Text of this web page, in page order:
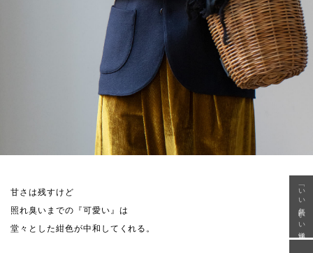
甘さは残すけど
照れ臭いまでの『可愛い』は
堂々とした紺色が中和してくれる。
「いい年齢 いい洋服」